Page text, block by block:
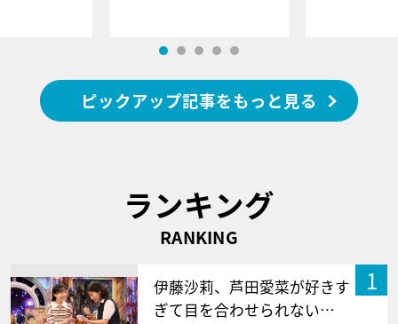
ピックアップ記事をもっと見る
ランキング
RANKING
1
伊藤沙莉、芦田愛菜が好きす
ぎて目を合わせられない…